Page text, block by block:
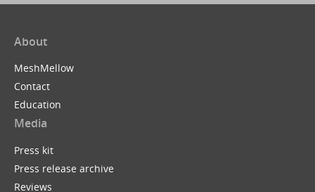
About
MeshMellow
Contact
Education
Media
Press kit
Press release archive
Reviews